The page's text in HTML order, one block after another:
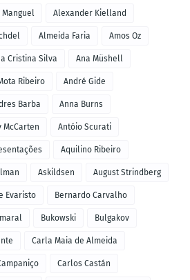
Alexander Kielland
Almeida Faria Amos Oz
Cristina Silva Ana Müshell
Ribeiro André Gide
Barba Anna Burns
McCarten Antóio Scurati
Aquilino Ribeiro
Askildsen August Strindberg
Evaristo Bernardo Carvalho
Bukowski Bulgakov
Carla Maia de Almeida
Carlos Castán